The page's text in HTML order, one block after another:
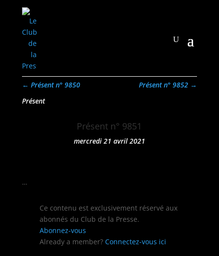
← Présent n° 9850 Présent n° 9852 →
Présent
Présent n° 9851
mercredi 21 avril 2021
…
Ce con­tenu est exclu­sive­ment réservé aux
abon­nés du Club de la Presse.
Abon­nez-vous
Already a mem­ber? Con­nectez-vous ici